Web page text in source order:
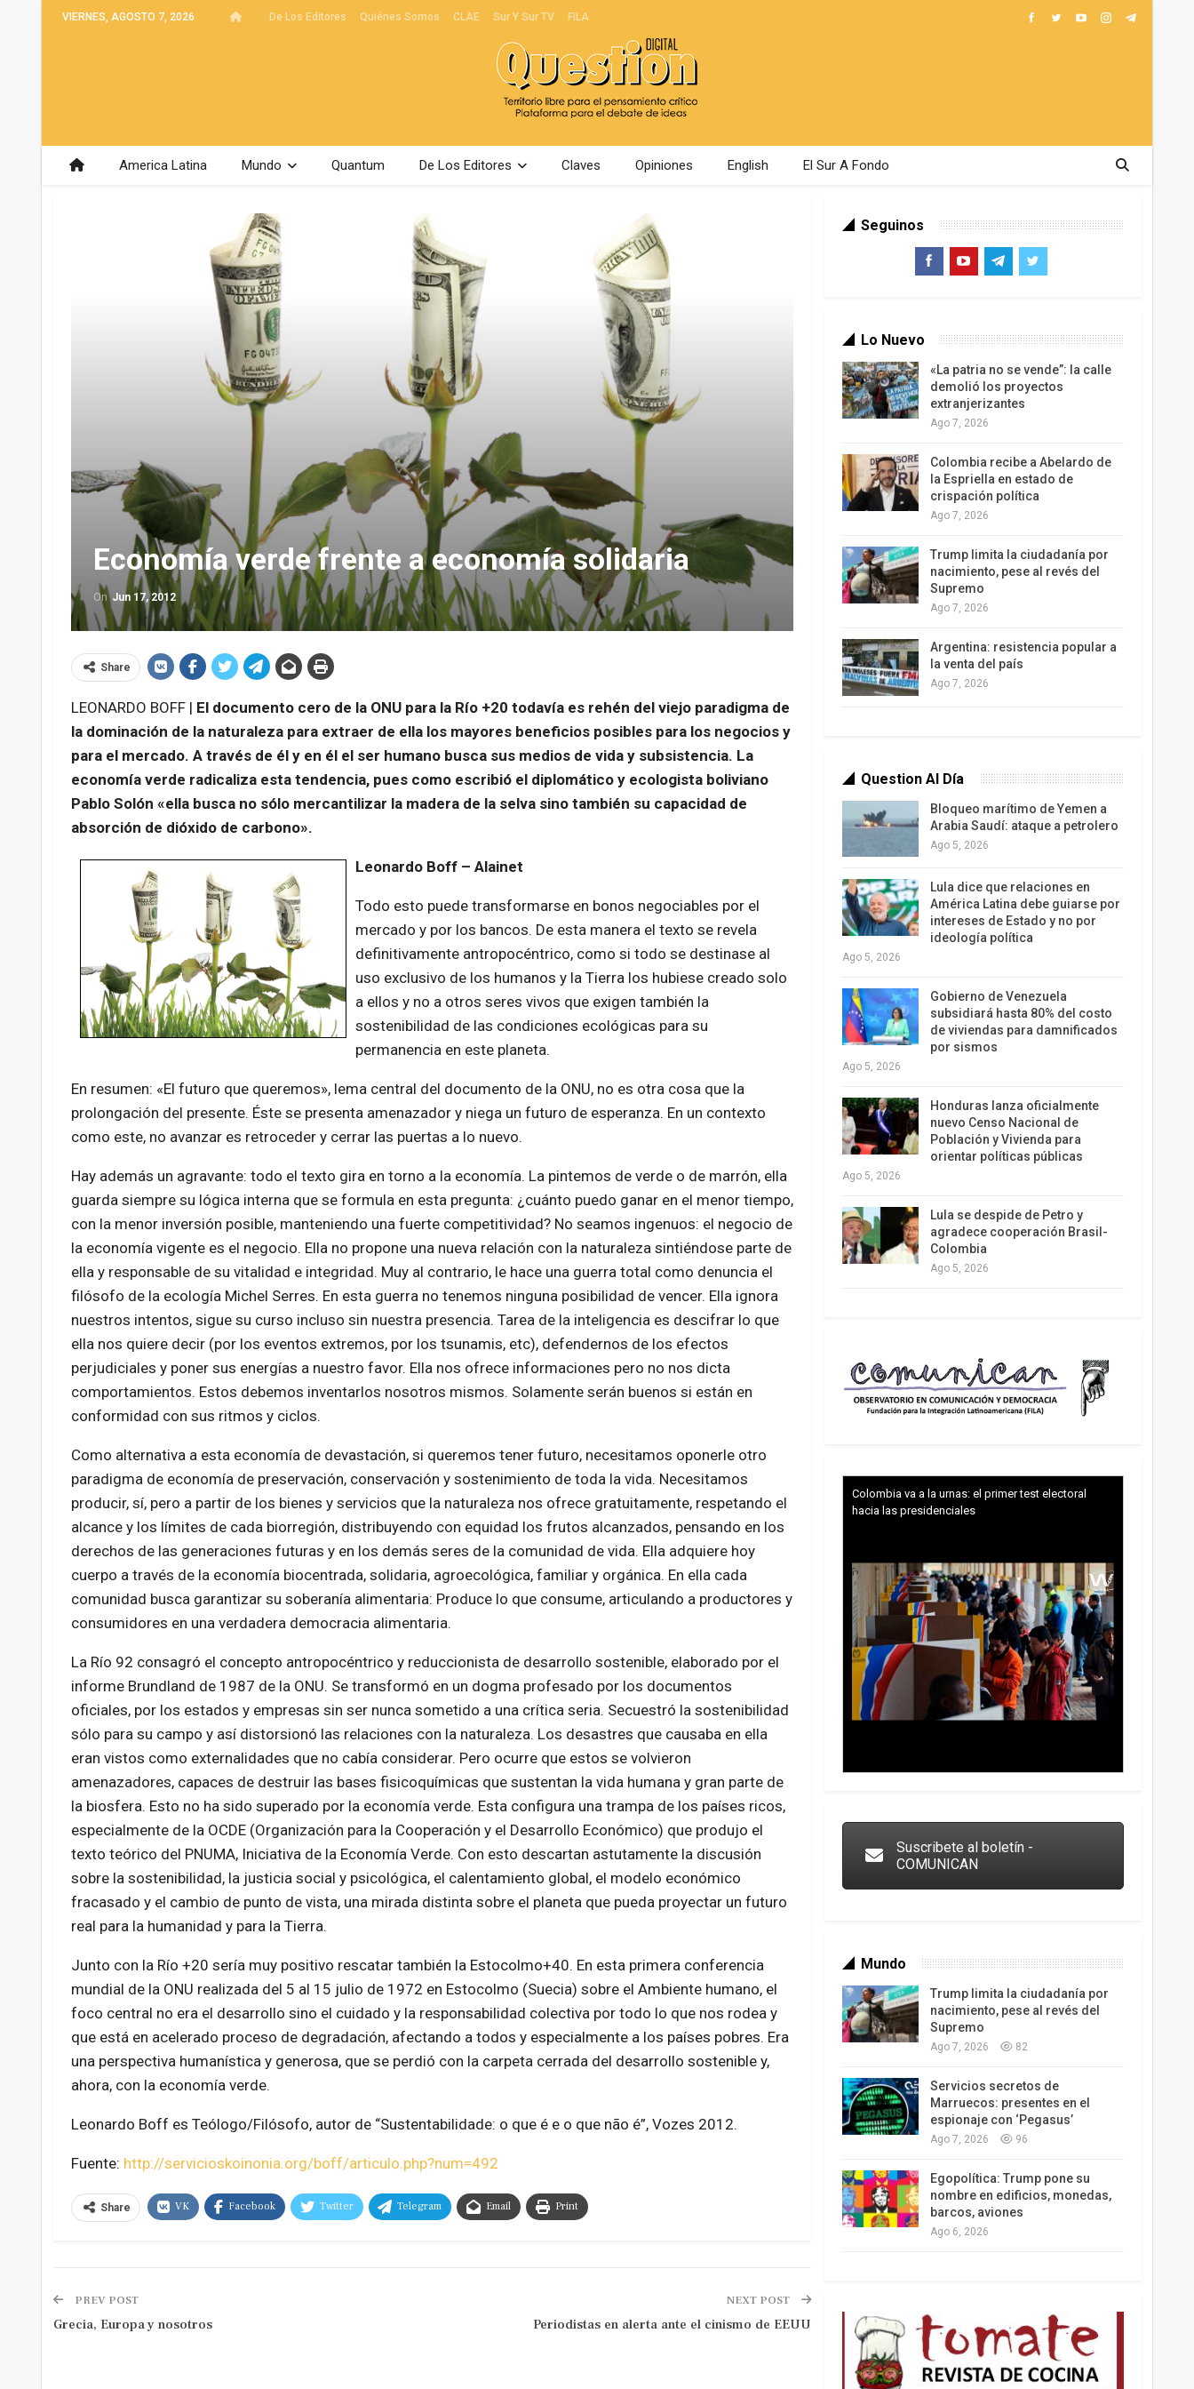
VIERNES, AGOSTO 7, 2026 De Los Editores Quiénes Somos CLAE Sur Y Sur TV FILA
America Latina Mundo Quantum De Los Editores Claves Opiniones English El Sur A Fondo
Economía verde frente a economía solidaria
On Jun 17, 2012
Share
LEONARDO BOFF | El documento cero de la ONU para la Río +20 todavía es rehén del viejo paradigma de
la dominación de la naturaleza para extraer de ella los mayores beneficios posibles para los negocios y
para el mercado. A través de él y en él el ser humano busca sus medios de vida y subsistencia. La
economía verde radicaliza esta tendencia, pues como escribió el diplomático y ecologista boliviano
Pablo Solón «ella busca no sólo mercantilizar la madera de la selva sino también su capacidad de
absorción de dióxido de carbono».
Leonardo Boff – Alainet
Todo esto puede transformarse en bonos negociables por el
mercado y por los bancos. De esta manera el texto se revela
definitivamente antropocéntrico, como si todo se destinase al
uso exclusivo de los humanos y la Tierra los hubiese creado solo
a ellos y no a otros seres vivos que exigen también la
sostenibilidad de las condiciones ecológicas para su
permanencia en este planeta.
En resumen: «El futuro que queremos», lema central del documento de la ONU, no es otra cosa que la
prolongación del presente. Éste se presenta amenazador y niega un futuro de esperanza. En un contexto
como este, no avanzar es retroceder y cerrar las puertas a lo nuevo.
Hay además un agravante: todo el texto gira en torno a la economía. La pintemos de verde o de marrón, ella
guarda siempre su lógica interna que se formula en esta pregunta: ¿cuánto puedo ganar en el menor tiempo,
con la menor inversión posible, manteniendo una fuerte competitividad? No seamos ingenuos: el negocio de
la economía vigente es el negocio. Ella no propone una nueva relación con la naturaleza sintiéndose parte de
ella y responsable de su vitalidad e integridad. Muy al contrario, le hace una guerra total como denuncia el
filósofo de la ecología Michel Serres. En esta guerra no tenemos ninguna posibilidad de vencer. Ella ignora
nuestros intentos, sigue su curso incluso sin nuestra presencia. Tarea de la inteligencia es descifrar lo que
ella nos quiere decir (por los eventos extremos, por los tsunamis, etc), defendernos de los efectos
perjudiciales y poner sus energías a nuestro favor. Ella nos ofrece informaciones pero no nos dicta
comportamientos. Estos debemos inventarlos nosotros mismos. Solamente serán buenos si están en
conformidad con sus ritmos y ciclos.
Como alternativa a esta economía de devastación, si queremos tener futuro, necesitamos oponerle otro
paradigma de economía de preservación, conservación y sostenimiento de toda la vida. Necesitamos
producir, sí, pero a partir de los bienes y servicios que la naturaleza nos ofrece gratuitamente, respetando el
alcance y los límites de cada biorregión, distribuyendo con equidad los frutos alcanzados, pensando en los
derechos de las generaciones futuras y en los demás seres de la comunidad de vida. Ella adquiere hoy
cuerpo a través de la economía biocentrada, solidaria, agroecológica, familiar y orgánica. En ella cada
comunidad busca garantizar su soberanía alimentaria: Produce lo que consume, articulando a productores y
consumidores en una verdadera democracia alimentaria.
La Río 92 consagró el concepto antropocéntrico y reduccionista de desarrollo sostenible, elaborado por el
informe Brundland de 1987 de la ONU. Se transformó en un dogma profesado por los documentos
oficiales, por los estados y empresas sin ser nunca sometido a una crítica seria. Secuestró la sostenibilidad
sólo para su campo y así distorsionó las relaciones con la naturaleza. Los desastres que causaba en ella
eran vistos como externalidades que no cabía considerar. Pero ocurre que estos se volvieron
amenazadores, capaces de destruir las bases fisicoquímicas que sustentan la vida humana y gran parte de
la biosfera. Esto no ha sido superado por la economía verde. Esta configura una trampa de los países ricos,
especialmente de la OCDE (Organización para la Cooperación y el Desarrollo Económico) que produjo el
texto teórico del PNUMA, Iniciativa de la Economía Verde. Con esto descartan astutamente la discusión
sobre la sostenibilidad, la justicia social y psicológica, el calentamiento global, el modelo económico
fracasado y el cambio de punto de vista, una mirada distinta sobre el planeta que pueda proyectar un futuro
real para la humanidad y para la Tierra.
Junto con la Río +20 sería muy positivo rescatar también la Estocolmo+40. En esta primera conferencia
mundial de la ONU realizada del 5 al 15 julio de 1972 en Estocolmo (Suecia) sobre el Ambiente humano, el
foco central no era el desarrollo sino el cuidado y la responsabilidad colectiva por todo lo que nos rodea y
que está en acelerado proceso de degradación, afectando a todos y especialmente a los países pobres. Era
una perspectiva humanística y generosa, que se perdió con la carpeta cerrada del desarrollo sostenible y,
ahora, con la economía verde.
Leonardo Boff es Teólogo/Filósofo, autor de “Sustentabilidade: o que é e o que não é”, Vozes 2012.
Fuente: http://servicioskoinonia.org/boff/articulo.php?num=492
Share VK Facebook Twitter Telegram Email Print
PREV POST
Grecia, Europa y nosotros
NEXT POST
Periodistas en alerta ante el cinismo de EEUU
Seguinos
Lo Nuevo
«La patria no se vende”: la calle
demolió los proyectos
extranjerizantes
Ago 7, 2026
Colombia recibe a Abelardo de
la Espriella en estado de
crispación política
Ago 7, 2026
Trump limita la ciudadanía por
nacimiento, pese al revés del
Supremo
Ago 7, 2026
Argentina: resistencia popular a
la venta del país
Ago 7, 2026
Question Al Día
Bloqueo marítimo de Yemen a
Arabia Saudí: ataque a petrolero
Ago 5, 2026
Lula dice que relaciones en
América Latina debe guiarse por
intereses de Estado y no por
ideología política
Ago 5, 2026
Gobierno de Venezuela
subsidiará hasta 80% del costo
de viviendas para damnificados
por sismos
Ago 5, 2026
Honduras lanza oficialmente
nuevo Censo Nacional de
Población y Vivienda para
orientar políticas públicas
Ago 5, 2026
Lula se despide de Petro y
agradece cooperación Brasil-
Colombia
Ago 5, 2026
Colombia va a la urnas: el primer test electoral
hacia las presidenciales
Suscribete al boletín -
COMUNICAN
Mundo
Trump limita la ciudadanía por
nacimiento, pese al revés del
Supremo
Ago 7, 2026 82
Servicios secretos de
Marruecos: presentes en el
espionaje con ‘Pegasus’
Ago 7, 2026 96
Egopolítica: Trump pone su
nombre en edificios, monedas,
barcos, aviones
Ago 6, 2026